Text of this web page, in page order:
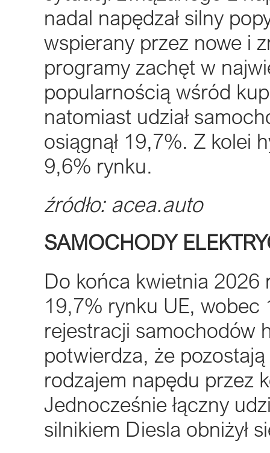
nadal napędzał silny
wspierany przez nowe i
programy zachęt w
popularnością wśród
natomiast udział
osiągnął 19,7%. Z kolei
9,6% rynku.
źródło: acea.auto
SAMOCHODY
Do końca kwietnia 2026
19,7% rynku UE, wobec
rejestracji samochodów
potwierdza, że
rodzajem napędu przez
Jednocześnie łączny
silnikiem Diesla obniżył